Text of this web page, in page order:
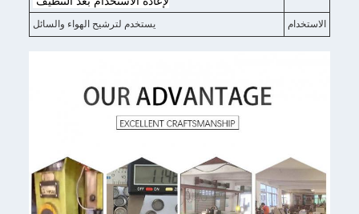
الاستخدام يستخدم لترشيح الهواء والسائل